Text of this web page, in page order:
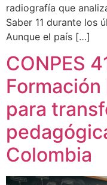
radiografía que
Saber 11 durante los
Aunque el país […]
CONPES
para
Colombia